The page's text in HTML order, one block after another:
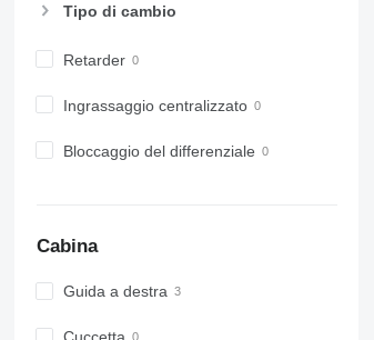
Tipo di cambio
Retarder
Ingrassaggio centralizzato
Bloccaggio del differenziale
Cabina
Guida a destra